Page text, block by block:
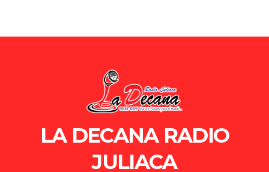
LA DECANA RADIO
JULIACA